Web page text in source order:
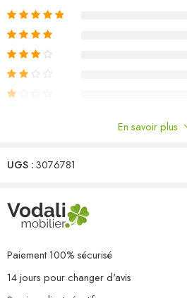
H)
Dimensions de la table : 70 x 70 x 30
Dimensions du coussin de siège : 70 x
Dimensions du coussin de dossier/
é)
La livraison contient :
3 x canapé d’angle
8 x coussin de dossier/latéral
Il n'y a pas encore de critiques.
En savoir plus
UGS :3076781
Paiement 100% sécurisé
14 jours pour changer d'avis